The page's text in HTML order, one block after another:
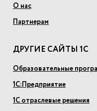
О нас
Партнерам
ДРУГИЕ САЙТЫ 1С
Образовательные
1С:Предприятие
1С отраслевые решения